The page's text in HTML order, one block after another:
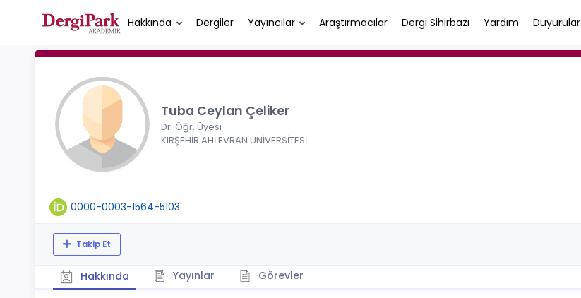
Hakkında Dergiler Yayıncılar Araştırmacılar Dergi Sihirbazı Yardım Duyurular
Tuba Ceylan Çeliker
Dr. Öğr. Üyesi
KIRŞEHİR AHİ EVRAN ÜNİVERSİTESİ
0000-0003-1564-5103
Takip Et
Hakkında Yayınlar Görevler